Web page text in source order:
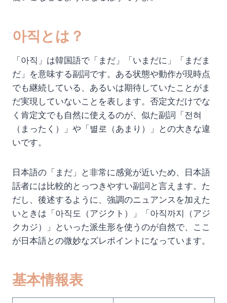
아직とは？
「아직」は韓国語で「まだ」「いまだに」「まだま
だ」を意味する副詞です。ある状態や動作が現時点
でも継続している、あるいは期待していたことがま
だ実現していないことを表します。否定文だけでな
く肯定文でも自然に使えるのが、似た副詞「전혀
（まったく）」や「별로（あまり）」との大きな違
いです。
日本語の「まだ」と非常に感覚が近いため、日本語
話者には比較的とっつきやすい副詞と言えます。た
だし、後述するように、強調のニュアンスを加えた
いときは「아직도（アジクト）」「아직까지（アジ
クカジ）」といった派生形を使うのが自然で、ここ
が日本語との微妙なズレポイントになっています。
基本情報表